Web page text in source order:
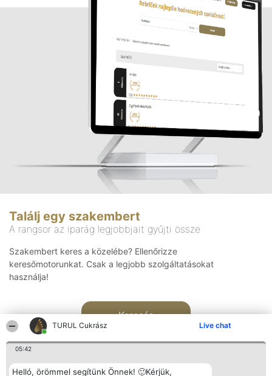
TURUL Cukrász Live chat
05:42
Helló, örömmel segítünk Önnek! 🙂Kérjük,
Találj egy szakembert
A rangsor az iparág legjobbjait gyűjti össze
Szakembert keres a közelébe? Ellenőrizze
keresőmotorunkat. Csak a legjobb szolgáltatásokat
használja!
Keresés